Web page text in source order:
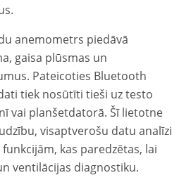
anemometrs piedāvā
gaisa plūsmas un
Pateicoties Bluetooth
tiek nosūtīti tieši uz testo
vai planšetdatorā. Šī lietotne
visaptverošu datu analīzi
kas paredzētas, lai
ventilācijas diagnostiku.